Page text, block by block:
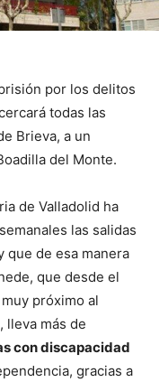
por los delitos
todas las
Brieva, a un
del Monte.
de Valladolid ha
las salidas
que de esa manera
que desde el
próximo al
, lleva más de
con discapacidad
gracias a